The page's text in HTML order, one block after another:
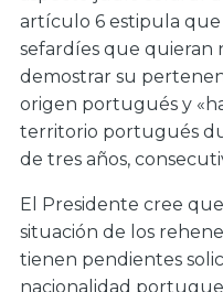
artículo 6 estipula
sefardíes que quieran
demostrar su
origen portugués y
territorio portugués
de tres años,
El Presidente cree
situación de los
tienen pendientes
nacionalidad